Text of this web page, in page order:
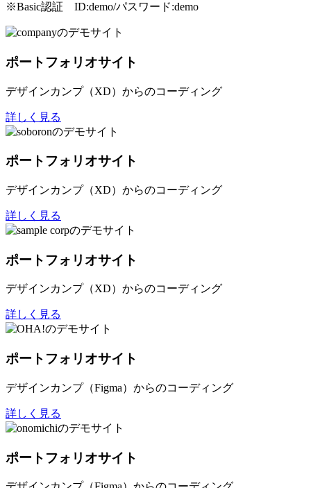
※Basic認証 ID:demo/パスワード:demo
ポートフォリオサイト
デザインカンプ（XD）からのコーディング
詳しく見る
ポートフォリオサイト
デザインカンプ（XD）からのコーディング
詳しく見る
ポートフォリオサイト
デザインカンプ（XD）からのコーディング
詳しく見る
ポートフォリオサイト
デザインカンプ（Figma）からのコーディング
詳しく見る
ポートフォリオサイト